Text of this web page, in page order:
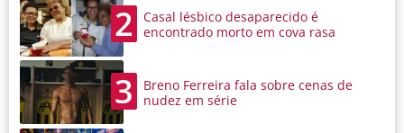
2
Casal lésbico desaparecido é
encontrado morto em cova rasa
3
Breno Ferreira fala sobre cenas de
nudez em série